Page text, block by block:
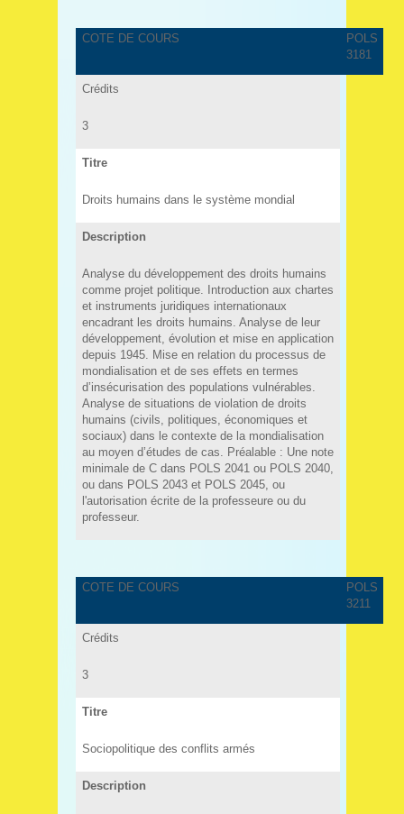
COTE DE COURS
POLS
3181
Crédits
3
Titre
Droits humains dans le système mondial
Description
Analyse du développement des droits humains
comme projet politique. Introduction aux chartes
et instruments juridiques internationaux
encadrant les droits humains. Analyse de leur
développement, évolution et mise en application
depuis 1945. Mise en relation du processus de
mondialisation et de ses effets en termes
d’insécurisation des populations vulnérables.
Analyse de situations de violation de droits
humains (civils, politiques, économiques et
sociaux) dans le contexte de la mondialisation
au moyen d’études de cas. Préalable : Une note
minimale de C dans POLS 2041 ou POLS 2040,
ou dans POLS 2043 et POLS 2045, ou
l'autorisation écrite de la professeure ou du
professeur.
COTE DE COURS
POLS
3211
Crédits
3
Titre
Sociopolitique des conflits armés
Description